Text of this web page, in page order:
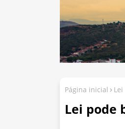
Página inicial
Lei pode